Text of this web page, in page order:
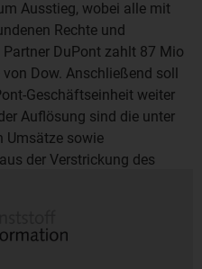
Ausstieg, wobei alle mit
Rechte und
DuPont zahlt 87 Mio
Dow. Anschließend soll
Geschäftseinheit weiter
Auflösung sind die unter
Umsätze sowie
der Verstrickung des
Preisabsprachen-